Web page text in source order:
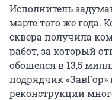
Исполнитель
марте того же года.
сквера получила
работ, за который
обошелся в 13,5
подрядчик
реконструкции